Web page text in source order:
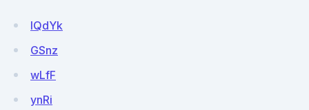
lQdYk
GSnz
wLfF
ynRi